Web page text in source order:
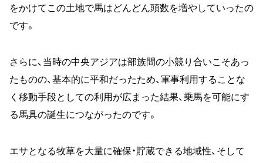
をかけてこの土地で馬はどんどん頭数を増やしていったの
です。
さらに、当時の中央アジアは部族間の小競り合いこそあっ
たものの、基本的に平和だったため、軍事利用することな
く移動手段としての利用が広まった結果、乗馬を可能にす
る馬具の誕生につながったのです。
エサとなる牧草を大量に確保・貯蔵できる地域性、そして